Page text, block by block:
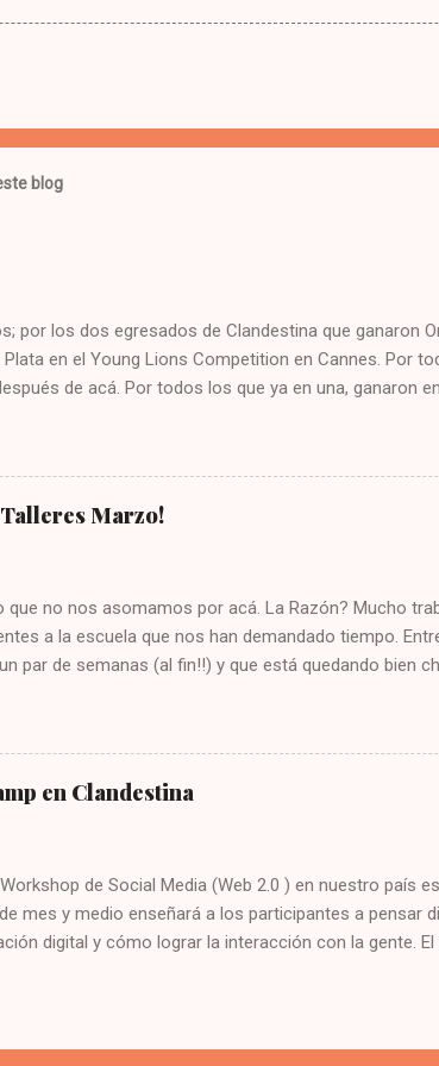
blog
por los dos egresados de Clandestina que ganaron
Plata en el Young Lions Competition en Cannes. Por
de acá. Por todos los que ya en una, ganaron en
Talleres. Por los que regresaron como egresados a
Por los Directores Creativos que dieron clases. Por
CREADRAFT), y los nuevos SPONSORS (URBANNETV,
que tuvieron la iniciativa de abrir la nueva Fan Page
Por...
Marzo!
que no nos asomamos por acá. La Razón? Mucho
a la escuela que nos han demandado tiempo.
par de semanas (al fin!!) y que está quedando bien
Bajista de Malpaís ) como nuevo miembro de nuestro
de Copywriting. Acá los dejamos con la info:
martes 16 de marzo Insights – Cool Hunting
17 de marzo Web 2.0 Horario: jueves 7 00pm a 9
en Clandestina
de Social Media (Web 2.0 ) en nuestro país
mes y medio enseñará a los participantes a pensar
digital y cómo lograr la interacción con la gente.
Digital Regional en McCann-Erickson) y quien sale en
talleres de BTL, INSIGHTS y CICLO BASICO